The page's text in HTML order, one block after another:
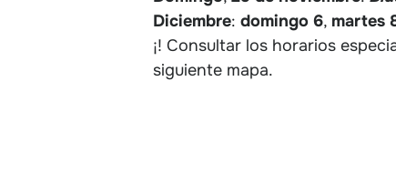
Diciembre: domingo 6, martes
¡! Consultar los horarios
siguiente mapa.